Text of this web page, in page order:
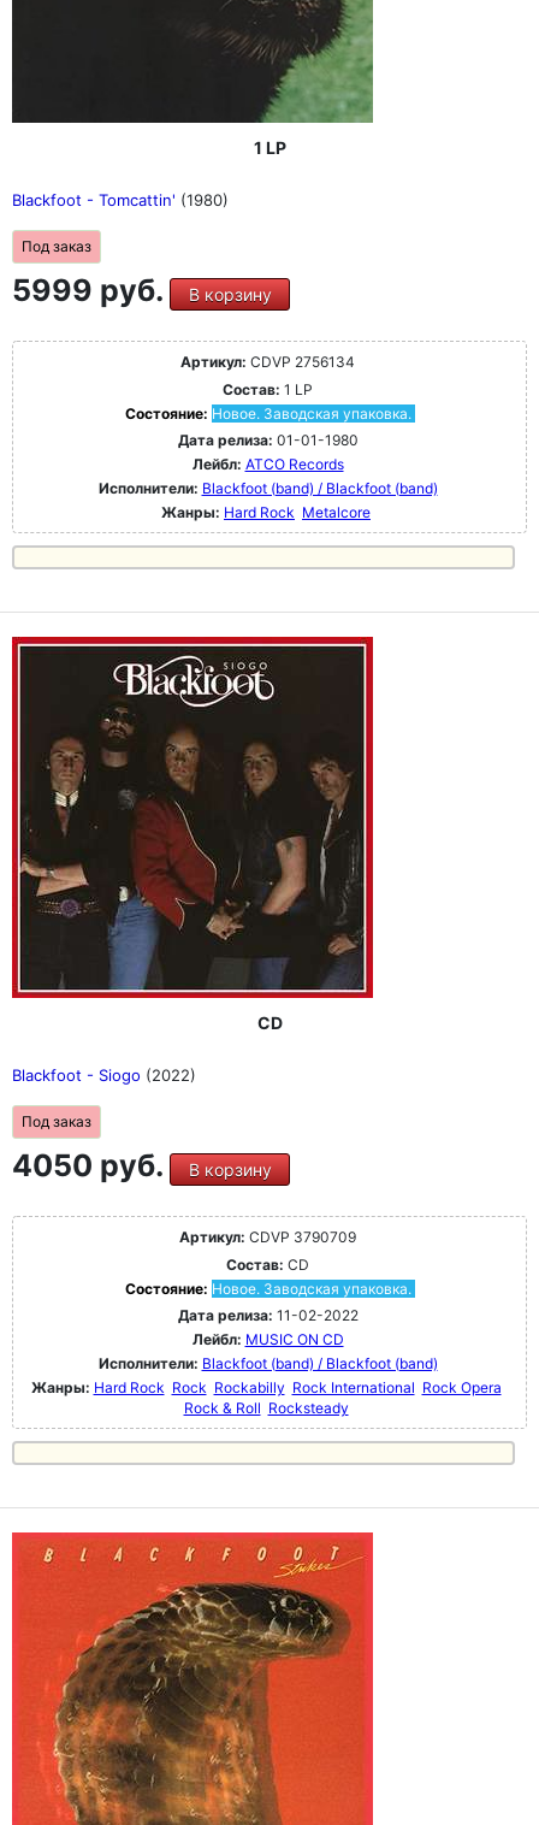
1 LP
Blackfoot - Tomcattin' (1980)
Под заказ
5999 руб. В корзину
Артикул: CDVP 2756134
Состав: 1 LP
Состояние: Новое. Заводская упаковка.
Дата релиза: 01-01-1980
Лейбл: ATCO Records
Исполнители: Blackfoot (band) / Blackfoot (band)
Жанры: Hard Rock Metalcore
CD
Blackfoot - Siogo (2022)
Под заказ
4050 руб. В корзину
Артикул: CDVP 3790709
Состав: CD
Состояние: Новое. Заводская упаковка.
Дата релиза: 11-02-2022
Лейбл: MUSIC ON CD
Исполнители: Blackfoot (band) / Blackfoot (band)
Жанры: Hard Rock Rock Rockabilly Rock International Rock Opera
Rock & Roll Rocksteady